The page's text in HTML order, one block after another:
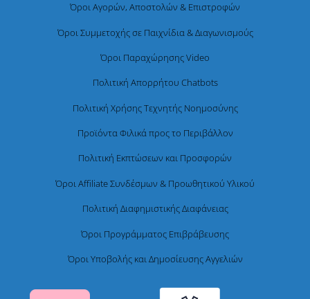
Όροι Αγορών, Αποστολών & Επιστροφών
Όροι Συμμετοχής σε Παιχνίδια & Διαγωνισμούς
Όροι Παραχώρησης Video
Πολιτική Απορρήτου Chatbots
Πολιτική Χρήσης Τεχνητής Νοημοσύνης
Προϊόντα Φιλικά προς το Περιβάλλον
Πολιτική Εκπτώσεων και Προσφορών
Όροι Affiliate Συνδέσμων & Προωθητικού Υλικού
Πολιτική Διαφημιστικής Διαφάνειας
Όροι Προγράμματος Επιβράβευσης
Όροι Υποβολής και Δημοσίευσης Αγγελιών